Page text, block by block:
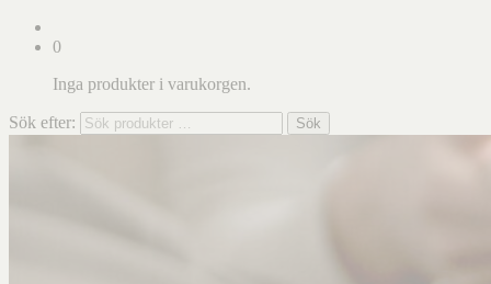
0
Inga produkter i varukorgen.
Sök efter: Sök